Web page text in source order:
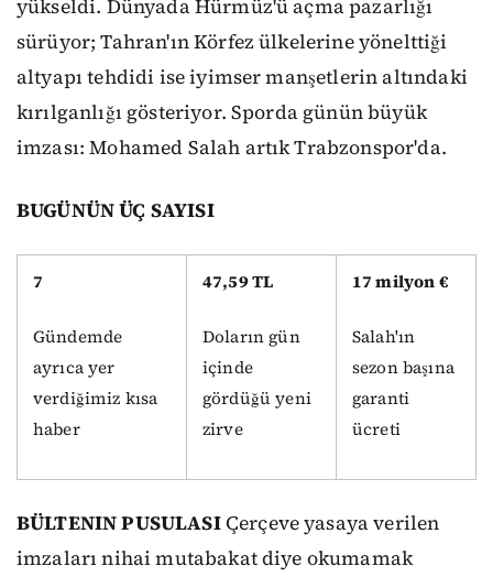
yükseldi. Dünyada Hürmüz'ü açma pazarlığı
sürüyor; Tahran'ın Körfez ülkelerine yönelttiği
altyapı tehdidi ise iyimser manşetlerin altındaki
kırılganlığı gösteriyor. Sporda günün büyük
imzası: Mohamed Salah artık Trabzonspor'da.
BUGÜNÜN ÜÇ SAYISI
7
Gündemde
ayrıca yer
verdiğimiz kısa
haber
47,59 TL
Doların gün
içinde
gördüğü yeni
zirve
17 milyon €
Salah'ın
sezon başına
garanti
ücreti
BÜLTENIN PUSULASIÇerçeve yasaya verilen
imzaları nihai mutabakat diye okumamak